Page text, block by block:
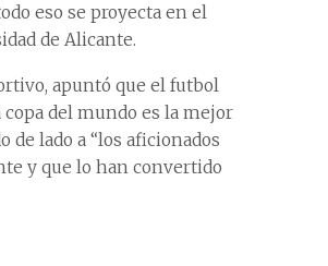
eso se proyecta en el
de Alicante.
apuntó que el futbol
del mundo es la mejor
de lado a “los aficionados
y que lo han convertido